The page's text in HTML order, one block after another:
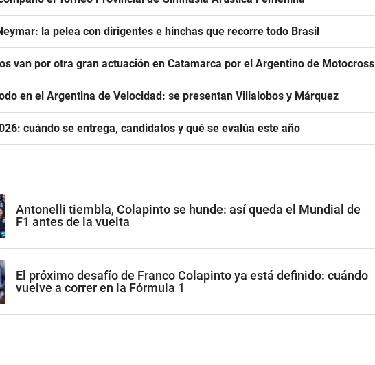
la pelea con dirigentes e hinchas que recorre todo Brasil
van por otra gran actuación en Catamarca por el Argentino de Motocross
en el Argentina de Velocidad: se presentan Villalobos y Márquez
cuándo se entrega, candidatos y qué se evalúa este año
Antonelli tiembla, Colapinto se hunde: así queda el Mundial de
F1 antes de la vuelta
El próximo desafío de Franco Colapinto ya está definido: cuándo
vuelve a correr en la Fórmula 1